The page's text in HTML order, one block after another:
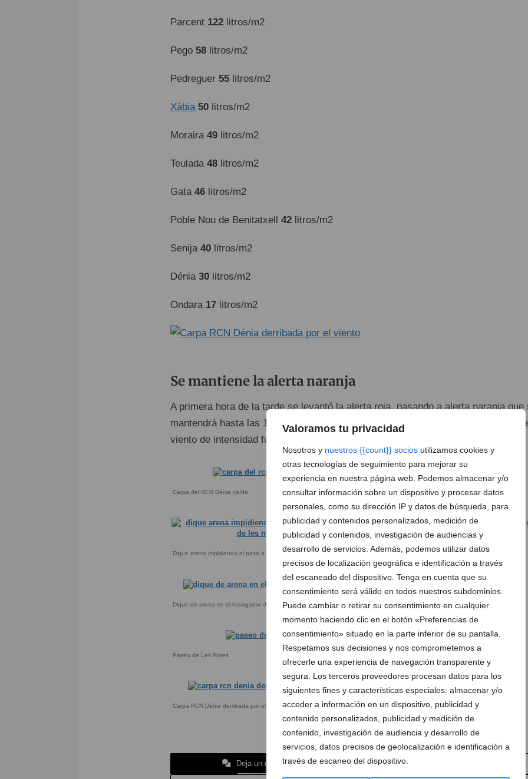
Valoramos tu privacidad
Nosotros y nuestros {{count}} socios utilizamos cookies y
otras tecnologías de seguimiento para mejorar su
experiencia en nuestra página web. Podemos almacenar y/o
consultar información sobre un dispositivo y procesar datos
personales, como su dirección IP y datos de búsqueda, para
publicidad y contenidos personalizados, medición de
publicidad y contenidos, investigación de audiencias y
desarrollo de servicios. Además, podemos utilizar datos
precisos de localización geográfica e identificación a través
del escaneado del dispositivo. Tenga en cuenta que su
consentimiento será válido en todos nuestros subdominios.
Puede cambiar o retirar su consentimiento en cualquier
momento haciendo clic en el botón «Preferencias de
consentimiento» situado en la parte inferior de su pantalla.
Respetamos sus decisiones y nos comprometemos a
ofrecerle una experiencia de navegación transparente y
segura. Los terceros proveedores procesan datos para los
siguientes fines y características especiales: almacenar y/o
acceder a información en un dispositivo, publicidad y
contenido personalizados, publicidad y medición de
contenido, investigación de audiencia y desarrollo de
servicios, datos precisos de geolocalización e identificación a
través de escaneo del dispositivo.
Parcent 122litros/m2
Pego 58litros/m2
Pedreguer 55litros/m2
Xàbia 50litros/m2
Moraira 49litros/m2
Teulada 48litros/m2
Gata 46litros/m2
Poble Nou de Benitatxell 42litros/m2
Senija 40litros/m2
Dénia 30litros/m2
Ondara 17litros/m2
Se mantiene la alerta naranja
A primera hora de la tarde se levantó la alerta roja, pasando a alerta naranja que
mantendrá hasta las 18 horas. No obstante se mantiene la alerta marítima por
viento de intensidad fuerza 8.
Carpa del RCN Dénia caída Carretera de Les Marines
Dique arena impidiendo el paso a la carretera de Les Marines
Dique de arena en el Assagador de Llobell Instalaciones del RCN Dénia
Paseo de Les Rotes
Carpa RCN Dénia derribada por el viento Zona del Trampoli en Les Rotes
Deja un comentario Suscríbete a la newsletter